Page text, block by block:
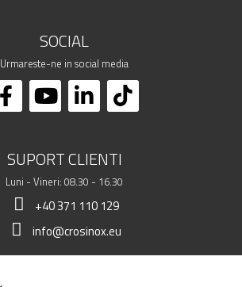
SOCIAL
Urmareste-ne in social media
SUPORT CLIENTI
Luni - Vineri: 08.30 - 16.30
+40 371 110 129
info@crosinox.eu